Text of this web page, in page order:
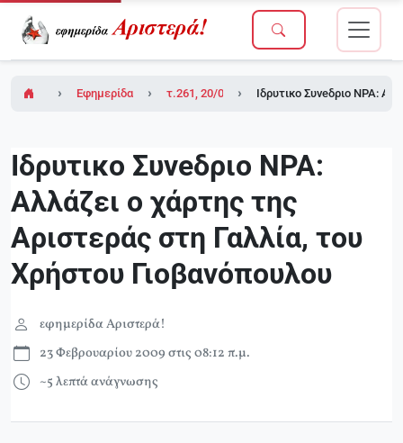
Εφημερίδα Αριστερά!τ.261, 20/02/2009 (σε ένθετο οι σελίδες
Iδρυτικo Συνeδριο NPA:
Iδρυτικo Συνeδριο NPA:
Αλλάζει ο χάρτης της
Αριστεράς στη Γαλλία, του
Χρήστου Γιοβανόπουλου
εφημερίδα Αριστερά!
23 Φεβρουαρίου 2009 στις 08:12 π.μ.
~5 λεπτά ανάγνωσης